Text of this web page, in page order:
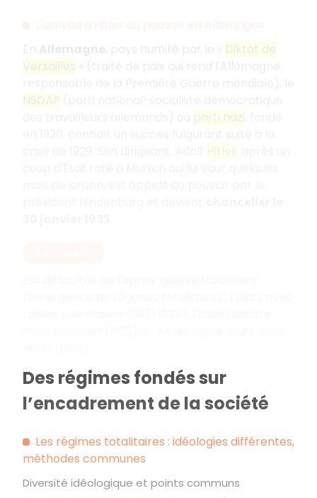
Diktat de
Des régimes fondés sur
l’encadrement de la société
Les régimes totalitaires : idéologies différentes,
méthodes communes
Diversité idéologique et points communs